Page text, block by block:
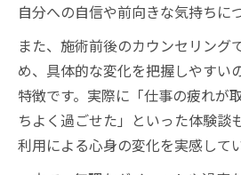
自分への自信や前向きな気持ちに
また、施術前後のカウンセリング
め、具体的な変化を把握しやすい
特徴です。実際に「仕事の疲れが
ちよく過ごせた」といった体験談
利用による心身の変化を実感して